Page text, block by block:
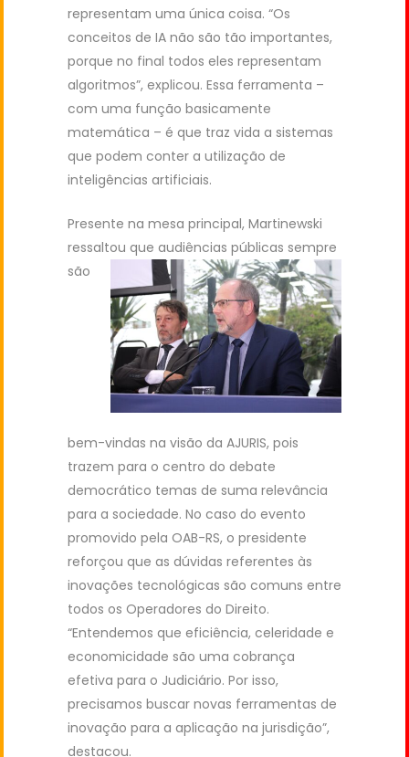
representam uma única coisa. “Os
conceitos de IA não são tão importantes,
porque no final todos eles representam
algoritmos”, explicou. Essa ferramenta –
com uma função basicamente
matemática – é que traz vida a sistemas
que podem conter a utilização de
inteligências artificiais.
Presente na mesa principal, Martinewski
ressaltou que audiências públicas sempre
são
bem-vindas na visão da AJURIS, pois
trazem para o centro do debate
democrático temas de suma relevância
para a sociedade. No caso do evento
promovido pela OAB-RS, o presidente
reforçou que as dúvidas referentes às
inovações tecnológicas são comuns entre
todos os Operadores do Direito.
“Entendemos que eficiência, celeridade e
economicidade são uma cobrança
efetiva para o Judiciário. Por isso,
precisamos buscar novas ferramentas de
inovação para a aplicação na jurisdição”,
destacou.